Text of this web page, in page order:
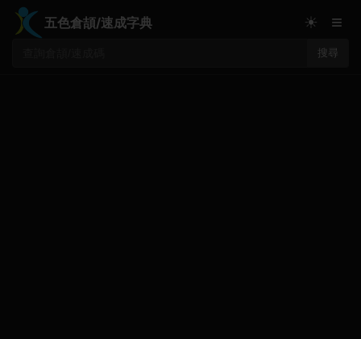
五色倉頡/速成字典
搜尋
☀ ≡